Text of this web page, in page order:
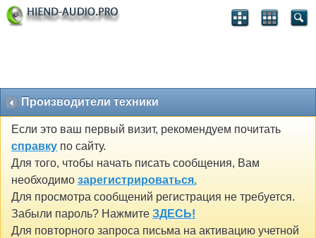
Производители техники
Если это ваш первый визит, рекомендуем почитать
справку по сайту.
Для того, чтобы начать писать сообщения, Вам
необходимо зарегистрироваться.
Для просмотра сообщений регистрация не требуется.
Забыли пароль? Нажмите ЗДЕСЬ!
Для повторного запроса письма на активацию учетной